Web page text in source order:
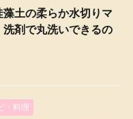
土の柔らか水切りマ
剤で丸洗いできるの
・料理